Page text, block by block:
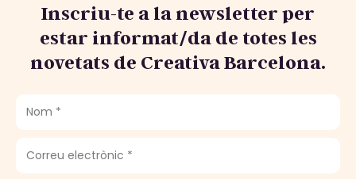
Inscriu-te a la newsletter per
estar informat/da de totes les
novetats de Creativa Barcelona.